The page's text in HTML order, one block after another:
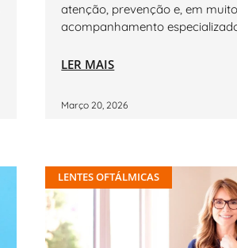
atenção, prevenção e, em
acompanhamento
LER MAIS
Março 20, 2026
LENTES OFTÁLMICAS